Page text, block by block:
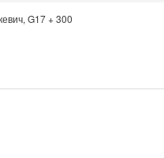
G17 + 300